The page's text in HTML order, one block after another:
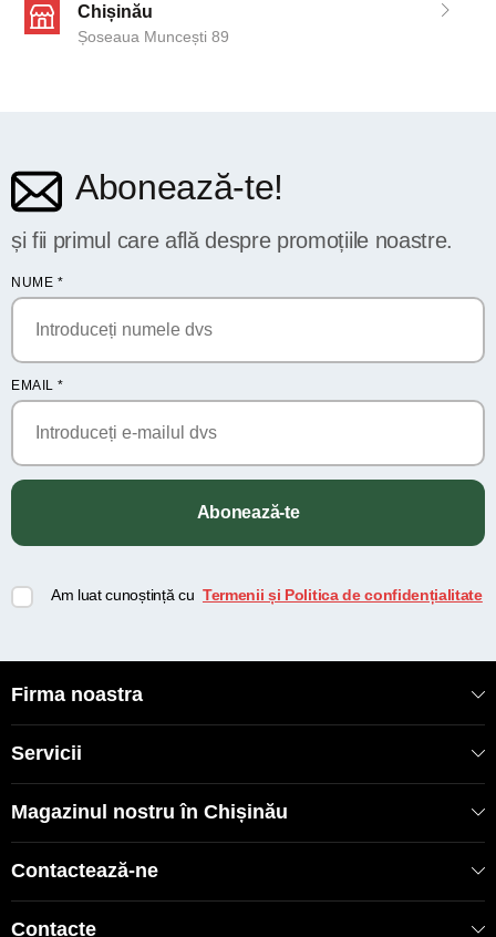
Chișinău
Șoseaua Muncești 89
Abonează-te!
și fii primul care află despre promoțiile noastre.
NUME *
EMAIL *
Abonează-te
Am luat cunoștință cu Termenii și Politica de confidențialitate
Firma noastra
Servicii
Magazinul nostru în Chișinău
Contactează-ne
Contacte